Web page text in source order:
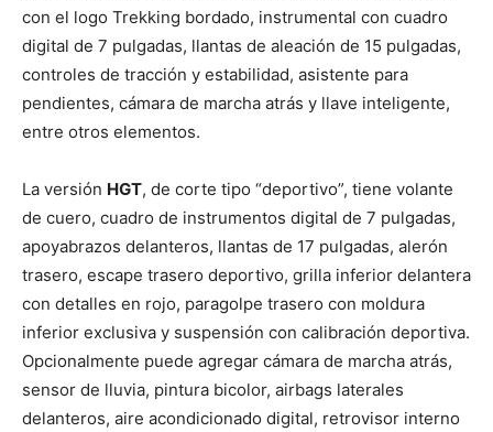
con el logo Trekking bordado, instrumental con cuadro
digital de 7 pulgadas, llantas de aleación de 15 pulgadas,
controles de tracción y estabilidad, asistente para
pendientes, cámara de marcha atrás y llave inteligente,
entre otros elementos.
La versión HGT, de corte tipo “deportivo”, tiene volante
de cuero, cuadro de instrumentos digital de 7 pulgadas,
apoyabrazos delanteros, llantas de 17 pulgadas, alerón
trasero, escape trasero deportivo, grilla inferior delantera
con detalles en rojo, paragolpe trasero con moldura
inferior exclusiva y suspensión con calibración deportiva.
Opcionalmente puede agregar cámara de marcha atrás,
sensor de lluvia, pintura bicolor, airbags laterales
delanteros, aire acondicionado digital, retrovisor interno